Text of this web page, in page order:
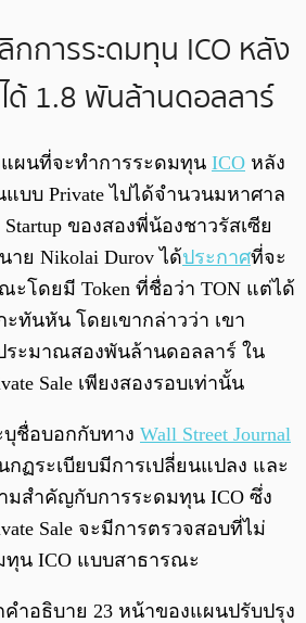
กการระดมทุน ICO หลัง
ด้ 1.8 พันล้านดอลลาร์
แผนที่จะทำการระดมทุน ICO หลัง
บบ Private ไปได้จำนวนมหาศาล
ของสองพี่น้องชาวรัสเซีย
าย Nikolai Durov ได้ประกาศที่จะ
ะโดยมี Token ที่ชื่อว่า TON แต่ได้
ะทันหัน โดยเขากล่าวว่า เขา
ระมาณสองพันล้านดอลลาร์ ใน
Sale เพียงสองรอบเท่านั้น
ชื่อบอกกับทาง Wall Street Journal
ฏระเบียบมีการเปลี่ยนแปลง และ
มสำคัญกับการระดมทุน ICO ซึ่ง
Sale จะมีการตรวจสอบที่ไม่
ทุน ICO แบบสาธารณะ
คำอธิบาย 23 หน้าของแผนปรับปรุง